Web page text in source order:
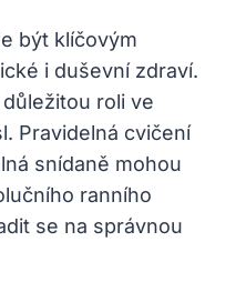
být klíčovým
i duševní zdraví.
roli ve
Pravidelná cvičení
snídaně mohou
ranního
se na správnou